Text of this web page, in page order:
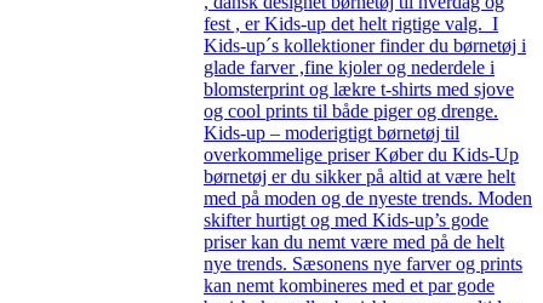
fest , er Kids-up det helt rigtige valg. I
Kids-up´s kollektioner finder du børnetøj i
glade farver ,fine kjoler og nederdele i
blomsterprint og lækre t-shirts med sjove
og cool prints til både piger og drenge.
Kids-up – moderigtigt børnetøj til
overkommelige priser Køber du Kids-Up
børnetøj er du sikker på altid at være helt
med på moden og de nyeste trends. Moden
skifter hurtigt og med Kids-up’s gode
priser kan du nemt være med på de helt
nye trends. Sæsonens nye farver og prints
kan nemt kombineres med et par gode